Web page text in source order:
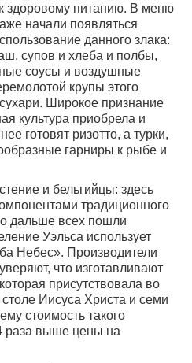
здоровому питанию. В меню
начали появляться
данного злака:
супов и хлеба и полбы,
соусы и воздушные
крупы этого
Широкое признание
культура приобрела и
готовят ризотто, а турки,
гарниры к рыбе и
и бельгийцы: здесь
традиционного
дальше всех пошли
Уэльса использует
Небес». Производители
что изготавливают
присутствовала во
Иисуса Христа и семи
стоимость такого
раза выше цены на